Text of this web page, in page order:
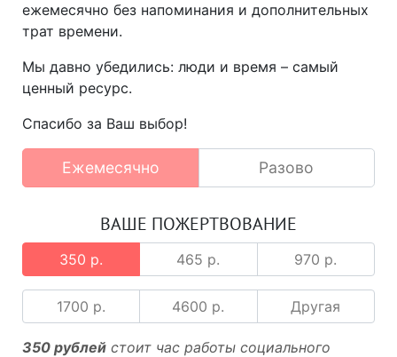
ежемесячно без напоминания и дополнительных
трат времени.
Мы давно убедились: люди и время – самый
ценный ресурс.
Спасибо за Ваш выбор!
Ежемесячно Разово
ВАШЕ ПОЖЕРТВОВАНИЕ
350 р. 465 р. 970 р.
1700 р. 4600 р. Другая
350 рублей стоит час работы социального